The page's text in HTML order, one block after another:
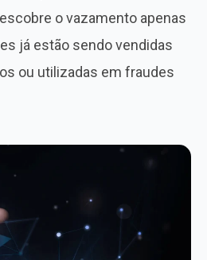
o vazamento apenas
já estão sendo vendidas
ou utilizadas em fraudes